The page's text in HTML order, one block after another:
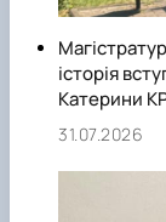
історія
Катерини
31.07.2026